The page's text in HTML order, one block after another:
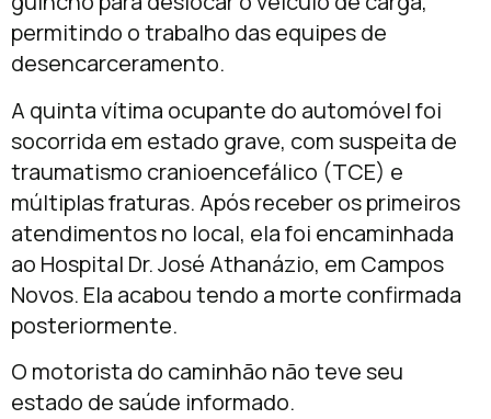
permitindo o trabalho das equipes de
desencarceramento.
A quinta vítima ocupante do automóvel foi
socorrida em estado grave, com suspeita de
traumatismo cranioencefálico (TCE) e
múltiplas fraturas. Após receber os primeiros
atendimentos no local, ela foi encaminhada
ao Hospital Dr. José Athanázio, em Campos
Novos. Ela acabou tendo a morte confirmada
posteriormente.
O motorista do caminhão não teve seu
estado de saúde informado.